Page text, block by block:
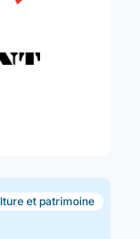
et patrimoine